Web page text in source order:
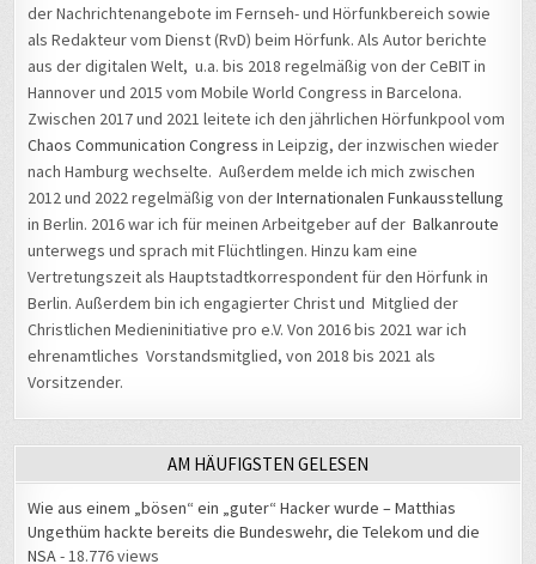
der Nachrichtenangebote im Fernseh- und Hörfunkbereich sowie
als Redakteur vom Dienst (RvD) beim Hörfunk. Als Autor berichte
aus der digitalen Welt, u.a. bis 2018 regelmäßig von der CeBIT in
Hannover und 2015 vom Mobile World Congress in Barcelona.
Zwischen 2017 und 2021 leitete ich den jährlichen Hörfunkpool vom
Chaos Communication Congress in Leipzig, der inzwischen wieder
nach Hamburg wechselte. Außerdem melde ich mich zwischen
2012 und 2022 regelmäßig von derInternationalen Funkausstellung
in Berlin. 2016 war ich für meinen Arbeitgeber auf derBalkanroute
unterwegs und sprach mit Flüchtlingen. Hinzu kam eine
Vertretungszeit als Hauptstadtkorrespondent für den Hörfunk in
Berlin. Außerdem bin ich engagierter Christ und Mitglied der
Christlichen Medieninitiative pro e.V. Von 2016 bis 2021 war ich
ehrenamtliches Vorstandsmitglied, von 2018 bis 2021 als
Vorsitzender.
AM HÄUFIGSTEN GELESEN
Wie aus einem „bösen“ ein „guter“ Hacker wurde – Matthias
Ungethüm hackte bereits die Bundeswehr, die Telekom und die
NSA- 18.776 views